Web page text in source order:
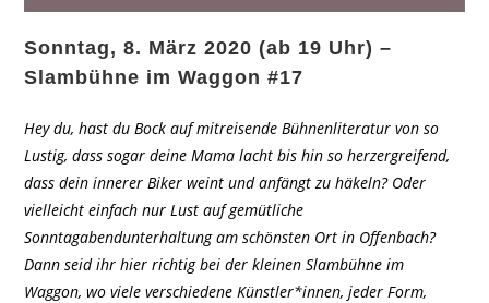
Sonntag, 8. März 2020 (ab 19 Uhr) –
Slambühne im Waggon #17
Hey du, hast du Bock auf mitreisende Bühnenliteratur von so
Lustig, dass sogar deine Mama lacht bis hin so herzergreifend,
dass dein innerer Biker weint und anfängt zu häkeln? Oder
vielleicht einfach nur Lust auf gemütliche
Sonntagabendunterhaltung am schönsten Ort in Offenbach?
Dann seid ihr hier richtig bei der kleinen Slambühne im
Waggon, wo viele verschiedene Künstler*innen, jeder Form,